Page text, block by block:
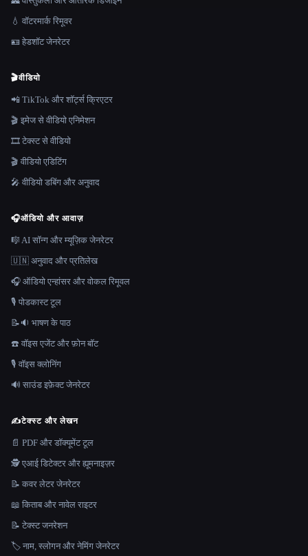
💧 वॉटरमार्क रिमूवर
🪪 हेडशॉट जेनरेटर
🎬वीडियो
📲 TikTok और शॉर्ट्स क्रिएटर
🎬 इमेज से वीडियो एनिमेशन
🎞️ टेक्स्ट से वीडियो
🎬 वीडियो एडिटिंग
🎤 वीडियो डबिंग और अनुवाद
🎧ऑडियो और आवाज़
🎼 AI सॉन्ग और म्यूज़िक जेनरेटर
🇺🇳 अनुवाद और प्रतिलेख
🎧 ऑडियो एन्हांसर और वोकल रिमूवल
🎙️ पोडकास्ट टूल
📝🔉 भाषण के पाठ
☎️ वॉइस एजेंट और फ़ोन बॉट
🎙️ वॉइस क्लोनिंग
🔊 साउंड इफ़ेक्ट जेनरेटर
✍️टेक्स्ट और लेखन
📄 PDF और डॉक्यूमेंट टूल
🕵️ एआई डिटेक्टर और ह्यूमनाइज़र
📝 कवर लेटर जेनरेटर
📖 किताब और नावेल राइटर
📝 टेक्स्ट जनरेशन
🏷️ नाम, स्लोगन और नेमिंग जेनरेटर